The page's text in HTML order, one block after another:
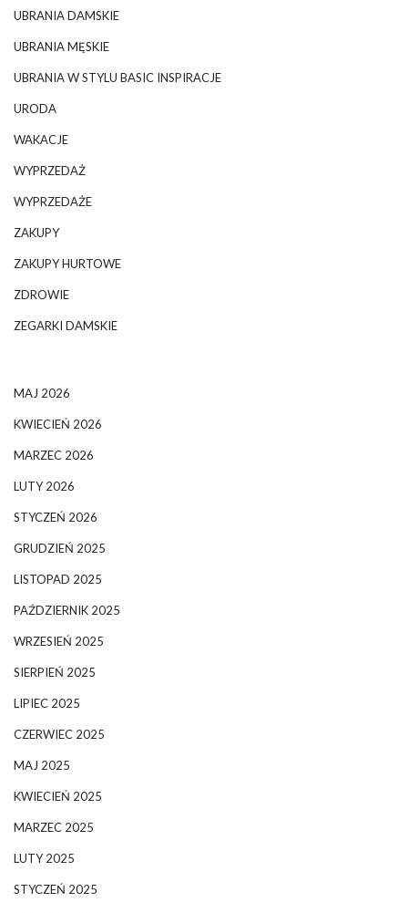
UBRANIA DAMSKIE
UBRANIA MĘSKIE
UBRANIA W STYLU BASIC INSPIRACJE
URODA
WAKACJE
WYPRZEDAŻ
WYPRZEDAŻE
ZAKUPY
ZAKUPY HURTOWE
ZDROWIE
ZEGARKI DAMSKIE
MAJ 2026
KWIECIEŃ 2026
MARZEC 2026
LUTY 2026
STYCZEŃ 2026
GRUDZIEŃ 2025
LISTOPAD 2025
PAŹDZIERNIK 2025
WRZESIEŃ 2025
SIERPIEŃ 2025
LIPIEC 2025
CZERWIEC 2025
MAJ 2025
KWIECIEŃ 2025
MARZEC 2025
LUTY 2025
STYCZEŃ 2025